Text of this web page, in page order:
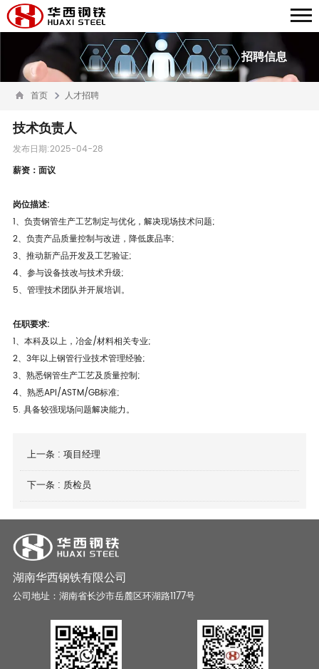
招聘信息
首页 人才招聘
技术负责人
发布日期:2025-04-28
薪资：面议
岗位描述:
1、负责钢管生产工艺制定与优化，解决现场技术问题;
2、负责产品质量控制与改进，降低废品率;
3、推动新产品开发及工艺验证;
4、参与设备技改与技术升级;
5、管理技术团队并开展培训。
任职要求:
1、本科及以上，冶金/材料相关专业;
2、3年以上钢管行业技术管理经验;
3、熟悉钢管生产工艺及质量控制;
4、熟悉API/ASTM/GB标准;
5. 具备较强现场问题解决能力。
上一条 : 项目经理
下一条 : 质检员
湖南华西钢铁有限公司
公司地址：湖南省长沙市岳麓区环湖路1177号